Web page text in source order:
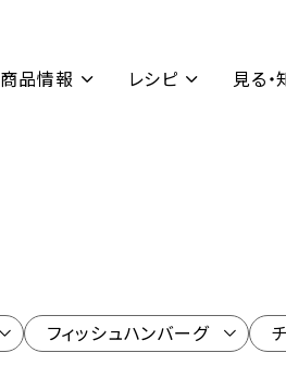
商品情報 レシピ 見る・
フィッシュハンバーグ